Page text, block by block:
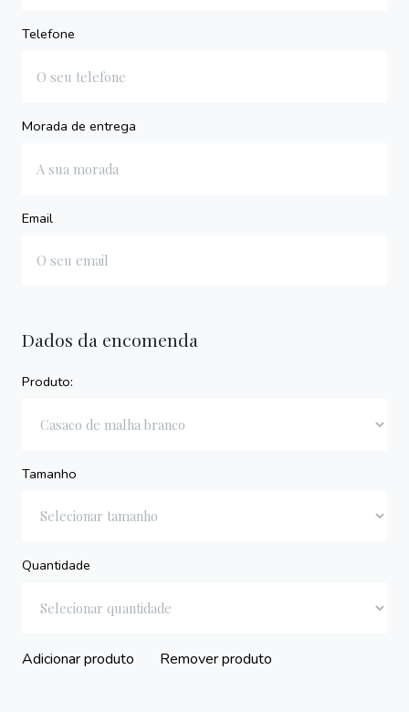
Telefone
Morada de entrega
Email
Dados da encomenda
Produto:
Tamanho
Quantidade
Adicionar produto Remover produto